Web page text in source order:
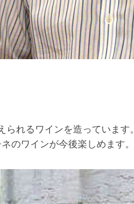
れるワインを造っています。
のワインが今後楽しめます。